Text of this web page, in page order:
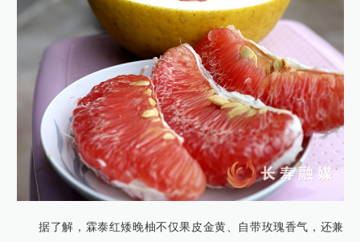
据了解，霖泰红矮晚柚不仅果皮金黄、自带玫瑰香气，还兼